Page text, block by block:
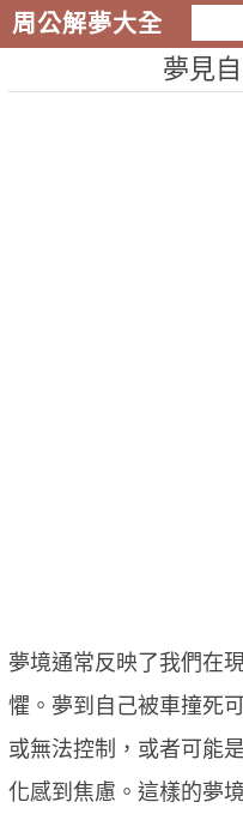
周公解夢大全
夢見
夢境通常反映了我們在
懼。夢到自己被車撞死
或無法控制，或者可能
化感到焦慮。這樣的夢